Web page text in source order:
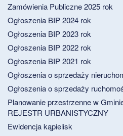
Zamówienia Publiczne 2025 rok
Ogłoszenia BIP 2024 rok
Ogłoszenia BIP 2023 rok
Ogłoszenia BIP 2022 rok
Ogłoszenia BIP 2021 rok
Ogłoszenia o sprzedaży
Ogłoszenia o sprzedaży
Planowanie przestrzenne w
REJESTR URBANISTYCZNY
Ewidencja kąpielisk